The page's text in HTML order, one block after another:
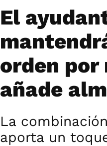
El
orden por
añade
La
aporta un